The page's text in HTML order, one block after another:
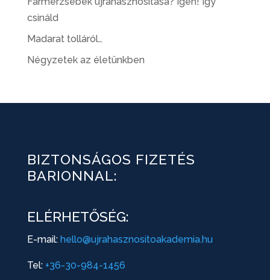
csináld
Madarat tolláról…
Négyzetek az életünkben
BIZTONSÁGOS FIZETÉS
BARIONNAL:
ELÉRHETŐSÉG:
E-mail: hello@ujrahasznositoakademia.hu
Tel: +36-30-984-1456